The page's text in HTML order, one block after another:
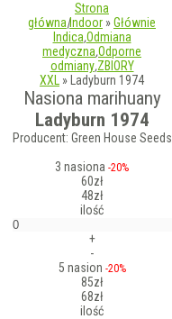
Strona
główna|Indoor »Głównie
Indica,Odmiana
medyczna,Odporne
odmiany,ZBIORY
XXL
» Ladyburn 1974
Nasiona marihuany
Ladyburn 1974
Producent: Green House Seeds
3 nasiona -20%
60zł
48zł
ilość
+
-
5 nasion -20%
85zł
68zł
ilość